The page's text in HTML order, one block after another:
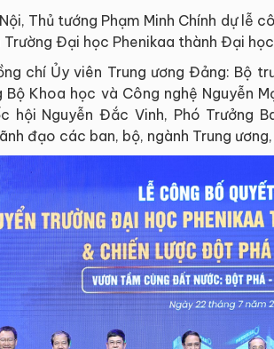
Thủ tướng Phạm Minh Chính dự lễ
Đại học Phenikaa thành Đại
chí Ủy viên Trung ương Đảng: Bộ
Bộ Khoa học và Công nghệ Nguyễn
hội Nguyễn Đắc Vinh, Phó Trưởng
đạo các ban, bộ, ngành Trung